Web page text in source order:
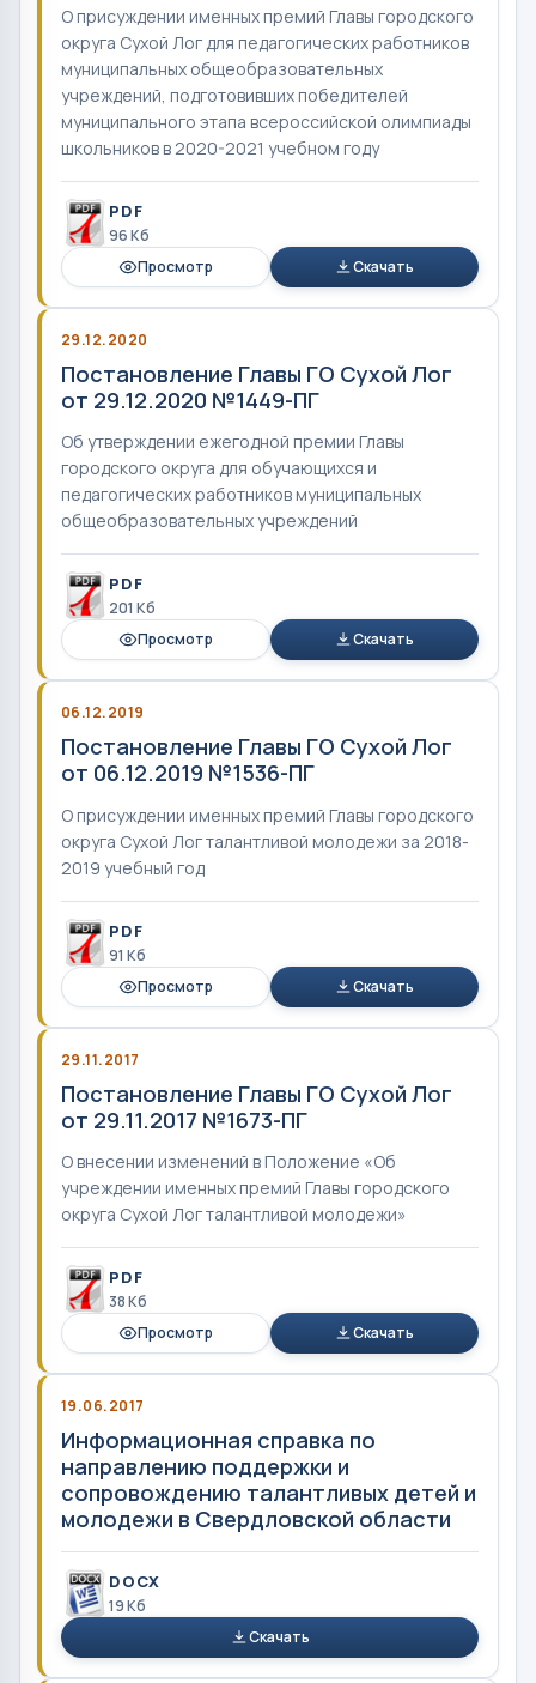
О присуждении именных премий Главы городского
округа Сухой Лог для педагогических работников
муниципальных общеобразовательных
учреждений, подготовивших победителей
муниципального этапа всероссийской олимпиады
школьников в 2020-2021 учебном году
PDF
96 Кб
Просмотр
Скачать
29.12.2020
Постановление Главы ГО Сухой Лог
от 29.12.2020 №1449-ПГ
Об утверждении ежегодной премии Главы
городского округа для обучающихся и
педагогических работников муниципальных
общеобразовательных учреждений
PDF
201 Кб
Просмотр
Скачать
06.12.2019
Постановление Главы ГО Сухой Лог
от 06.12.2019 №1536-ПГ
О присуждении именных премий Главы городского
округа Сухой Лог талантливой молодежи за 2018-
2019 учебный год
PDF
91 Кб
Просмотр
Скачать
29.11.2017
Постановление Главы ГО Сухой Лог
от 29.11.2017 №1673-ПГ
О внесении изменений в Положение «Об
учреждении именных премий Главы городского
округа Сухой Лог талантливой молодежи»
PDF
38 Кб
Просмотр
Скачать
19.06.2017
Информационная справка по
направлению поддержки и
сопровождению талантливых детей и
молодежи в Свердловской области
DOCX
19 Кб
Скачать